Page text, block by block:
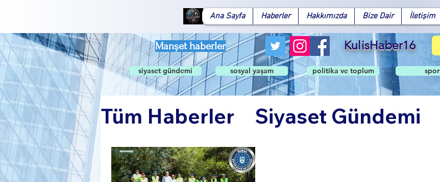
Ana Sayfa Haberler Hakkımızda Bize Dair İletişim
Manşet haberler KulisHaber16
siyaset gündemi sosyal yaşam politika ve toplum spor
FacebookX (Twitter) WhatsApp LinkedIn Pinterest Bağlantıyı Kopyala
Tüm Haberler
Siyaset Gündemi
Global Gündem